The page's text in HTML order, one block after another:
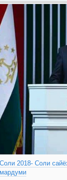
Соли 2018- Соли
мардуми